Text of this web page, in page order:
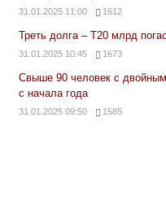
31.01.2025 11:00 1612
Треть долга – Т20 млрд
31.01.2025 10:45 1673
Свыше 90 человек с
с начала года
31.01.2025 09:50 1585